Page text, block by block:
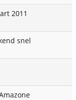
2011
snel